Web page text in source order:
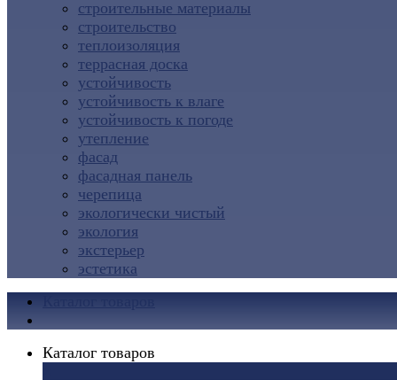
строительные материалы
строительство
теплоизоляция
террасная доска
устойчивость
устойчивость к влаге
устойчивость к погоде
утепление
фасад
фасадная панель
черепица
экологически чистый
экология
экстерьер
эстетика
Каталог товаров